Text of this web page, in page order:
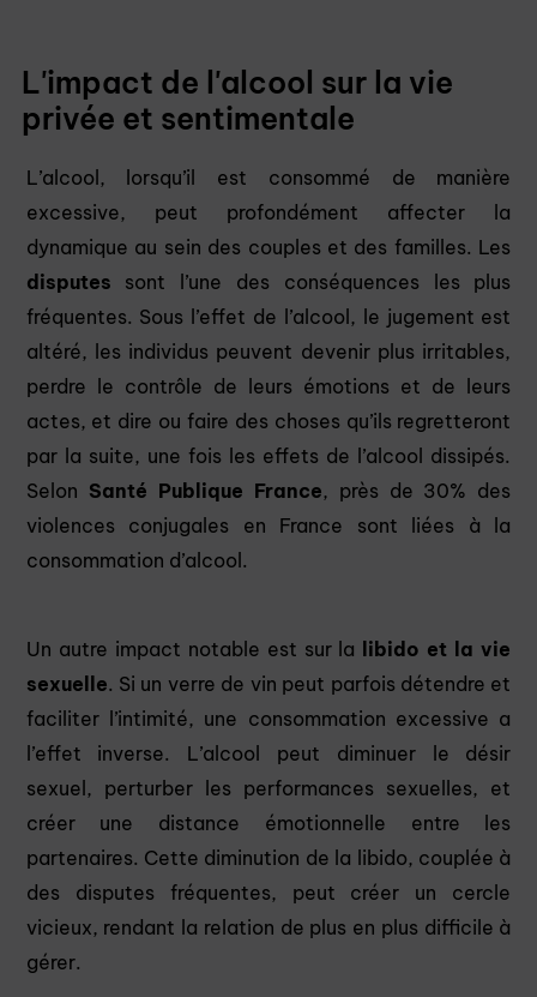
L'impact de l'alcool sur la vie
privée et sentimentale
L’alcool, lorsqu’il est consommé de manière
excessive, peut profondément affecter la
dynamique au sein des couples et des familles. Les
disputes sont l’une des conséquences les plus
fréquentes. Sous l’effet de l’alcool, le jugement est
altéré, les individus peuvent devenir plus irritables,
perdre le contrôle de leurs émotions et de leurs
actes, et dire ou faire des choses qu’ils regretteront
par la suite, une fois les effets de l’alcool dissipés.
Selon Santé Publique France, près de 30% des
violences conjugales en France sont liées à la
consommation d’alcool.
Un autre impact notable est sur la libido et la vie
sexuelle. Si un verre de vin peut parfois détendre et
faciliter l’intimité, une consommation excessive a
l’effet inverse. L’alcool peut diminuer le désir
sexuel, perturber les performances sexuelles, et
créer une distance émotionnelle entre les
partenaires. Cette diminution de la libido, couplée à
des disputes fréquentes, peut créer un cercle
vicieux, rendant la relation de plus en plus difficile à
gérer.